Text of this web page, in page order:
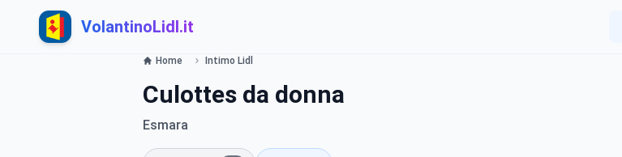
VolantinoLidl.it
Home Intimo Lidl
Culottes da donna
Esmara